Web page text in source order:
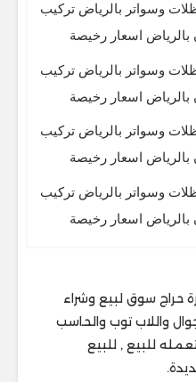
وسواتر بالرياض تركيب
اسعار رخيصة
وسواتر بالرياض تركيب
اسعار رخيصة
وسواتر بالرياض تركيب
اسعار رخيصة
وسواتر بالرياض تركيب
اسعار رخيصة
حراج سوق لبيع وشراء
واللاب توب والحاسب
للبيع , للبيع